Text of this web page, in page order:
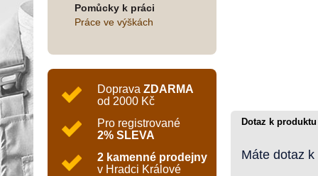
Pomůcky k práci
Práce ve výškách
Doprava ZDARMA
od 2000 Kč
Pro registrované
2% SLEVA
2 kamenné prodejny
v Hradci Králové
Dotaz k produktu
Máte dotaz